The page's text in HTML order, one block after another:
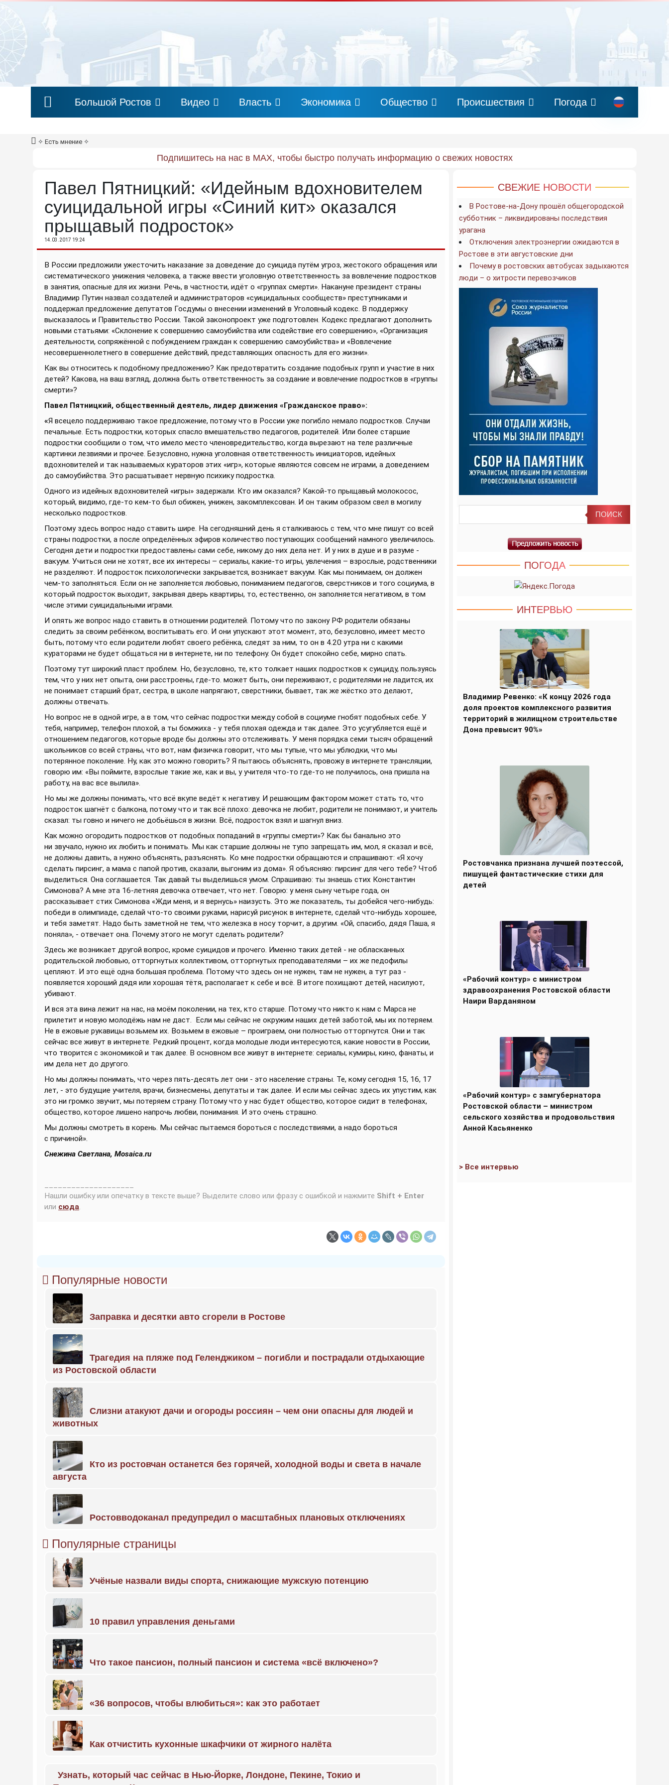
Большой Ростов Видео Власть Экономика Общество Происшествия Погода
✧ Есть мнение ✧
Подпишитесь на нас в MAX, чтобы быстро получать информацию о свежих новостях
Павел Пятницкий: «Идейным вдохновителем
суицидальной игры «Синий кит» оказался
прыщавый подросток»
14.03.2017 19:24
В России предложили ужесточить наказание за доведение до суицида путём угроз, жестокого обращения или
систематического унижения человека, а также ввести уголовную ответственность за вовлечение подростков
в занятия, опасные для их жизни. Речь, в частности, идёт о «группах смерти». Накануне президент страны
Владимир Путин назвал создателей и администраторов «суицидальных сообществ» преступниками и
поддержал предложение депутатов Госдумы о внесении изменений в Уголовный кодекс. В поддержку
высказалось и Правительство России. Такой законопроект уже подготовлен. Кодекс предлагают дополнить
новыми статьями: «Склонение к совершению самоубийства или содействие его совершению», «Организация
деятельности, сопряжённой с побуждением граждан к совершению самоубийства» и «Вовлечение
несовершеннолетнего в совершение действий, представляющих опасность для его жизни».
Как вы относитесь к подобному предложению? Как предотвратить создание подобных групп и участие в них
детей? Какова, на ваш взгляд, должна быть ответственность за создание и вовлечение подростков в «группы
смерти»?
Павел Пятницкий, общественный деятель, лидер движения «Гражданское право»:
«Я всецело поддерживаю такое предложение, потому что в России уже погибло немало подростков. Случаи
печальные. Есть подростки, которых спасло вмешательство педагогов, родителей. Или более старшие
подростки сообщили о том, что имело место членовредительство, когда вырезают на теле различные
картинки лезвиями и прочее. Безусловно, нужна уголовная ответственность инициаторов, идейных
вдохновителей и так называемых кураторов этих «игр», которые являются совсем не играми, а доведением
до самоубийства. Это расшатывает нервную психику подростка.
Одного из идейных вдохновителей «игры» задержали. Кто им оказался? Какой-то прыщавый молокосос,
который, видимо, где-то кем-то был обижен, унижен, закомплексован. И он таким образом свел в могилу
несколько подростков.
Поэтому здесь вопрос надо ставить шире. На сегодняшний день я сталкиваюсь с тем, что мне пишут со всей
страны подростки, а после определённых эфиров количество поступающих сообщений намного увеличилось.
Сегодня дети и подростки предоставлены сами себе, никому до них дела нет. И у них в душе и в разуме -
вакуум. Учиться они не хотят, все их интересы – сериалы, какие-то игры, увлечения – взрослые, родственники
не разделяют. И подросток психологически закрывается, возникает вакуум. Как мы понимаем, он должен
чем-то заполняться. Если он не заполняется любовью, пониманием педагогов, сверстников и того социума, в
который подросток выходит, закрывая дверь квартиры, то, естественно, он заполняется негативом, в том
числе этими суицидальными играми.
И опять же вопрос надо ставить в отношении родителей. Потому что по закону РФ родители обязаны
следить за своим ребёнком, воспитывать его. И они упускают этот момент, это, безусловно, имеет место
быть, потому что если родители любят своего ребёнка, следят за ним, то он в 4.20 утра ни с какими
кураторами не будет общаться ни в интернете, ни по телефону. Он будет спокойно себе, мирно спать.
Поэтому тут широкий пласт проблем. Но, безусловно, те, кто толкает наших подростков к суициду, пользуясь
тем, что у них нет опыта, они расстроены, где-то. может быть, они переживают, с родителями не ладится, их
не понимает старший брат, сестра, в школе напрягают, сверстники, бывает, так же жёстко это делают,
должны отвечать.
Но вопрос не в одной игре, а в том, что сейчас подростки между собой в социуме гнобят подобных себе. У
тебя, например, телефон плохой, а ты бомжиха - у тебя плохая одежда и так далее. Это усугубляется ещё и
отношением педагогов, которые вроде бы должны это отслеживать. У меня порядка семи тысяч обращений
школьников со всей страны, что вот, нам физичка говорит, что мы тупые, что мы ублюдки, что мы
потерянное поколение. Ну, как это можно говорить? Я пытаюсь объяснять, провожу в интернете трансляции,
говорю им: «Вы поймите, взрослые такие же, как и вы, у учителя что-то где-то не получилось, она пришла на
работу, на вас все вылила».
Но мы же должны понимать, что всё вкупе ведёт к негативу. И решающим фактором может стать то, что
подросток шагнёт с балкона, потому что и так всё плохо: девочка не любит, родители не понимают, и учитель
сказал: ты говно и ничего не добьёшься в жизни. Всё, подросток взял и шагнул вниз.
Как можно огородить подростков от подобных попаданий в «группы смерти»? Как бы банально это
ни звучало, нужно их любить и понимать. Мы как старшие должны не тупо запрещать им, мол, я сказал и всё,
не должны давить, а нужно объяснять, разъяснять. Ко мне подростки обращаются и спрашивают: «Я хочу
сделать пирсинг, а мама с папой против, сказали, выгоним из дома». Я объясняю: пирсинг для чего тебе? Чтоб
выделиться. Она соглашается. Так давай ты выделишься умом. Спрашиваю: ты знаешь стих Константин
Симонова? А мне эта 16-летняя девочка отвечает, что нет. Говорю: у меня сыну четыре года, он
рассказывает стих Симонова «Жди меня, и я вернусь» наизусть. Это же показатель, ты добейся чего-нибудь:
победи в олимпиаде, сделай что-то своими руками, нарисуй рисунок в интернете, сделай что-нибудь хорошее,
и тебя заметят. Надо быть заметной не тем, что железка в носу торчит, а другим. «Ой, спасибо, дядя Паша, я
поняла», - отвечает она. Почему этого не могут сделать родители?
Здесь же возникает другой вопрос, кроме суицидов и прочего. Именно таких детей - не обласканных
родительской любовью, отторгнутых коллективом, отторгнутых преподавателями – их же педофилы
цепляют. И это ещё одна большая проблема. Потому что здесь он не нужен, там не нужен, а тут раз -
появляется хороший дядя или хорошая тётя, располагает к себе и всё. В итоге похищают детей, насилуют,
убивают.
И вся эта вина лежит на нас, на моём поколении, на тех, кто старше. Потому что никто к нам с Марса не
прилетит и новую молодёжь нам не даст. Если мы сейчас не окружим наших детей заботой, мы их потеряем.
Не в ежовые рукавицы возьмем их. Возьмем в ежовые – проиграем, они полностью отторгнутся. Они и так
сейчас все живут в интернете. Редкий процент, когда молодые люди интересуются, какие новости в России,
что творится с экономикой и так далее. В основном все живут в интернете: сериалы, кумиры, кино, фанаты, и
им дела нет до другого.
Но мы должны понимать, что через пять-десять лет они - это население страны. Те, кому сегодня 15, 16, 17
лет, - это будущие учителя, врачи, бизнесмены, депутаты и так далее. И если мы сейчас здесь их упустим, как
это ни громко звучит, мы потеряем страну. Потому что у нас будет общество, которое сидит в телефонах,
общество, которое лишено напрочь любви, понимания. И это очень страшно.
Мы должны смотреть в корень. Мы сейчас пытаемся бороться с последствиями, а надо бороться
с причиной».
Снежина Светлана, Мosaica.ru
Нашли ошибку или опечатку в тексте выше? Выделите слово или фразу с ошибкой и нажмите Shift + Enter
или сюда.
Популярные новости
Заправка и десятки авто сгорели в Ростове
Трагедия на пляже под Геленджиком – погибли и пострадали отдыхающие
из Ростовской области
Слизни атакуют дачи и огороды россиян – чем они опасны для людей и
животных
Кто из ростовчан останется без горячей, холодной воды и света в начале
августа
Ростовводоканал предупредил о масштабных плановых отключениях
Популярные страницы
Учёные назвали виды спорта, снижающие мужскую потенцию
10 правил управления деньгами
Что такое пансион, полный пансион и система «всё включено»?
«36 вопросов, чтобы влюбиться»: как это работает
Как отчистить кухонные шкафчики от жирного налёта
Узнать, который час сейчас в Нью-Йорке, Лондоне, Пекине, Токио и
СВЕЖИЕ НОВОСТИ
В Ростове-на-Дону прошёл общегородской
субботник – ликвидированы последствия
урагана
Отключения электроэнергии ожидаются в
Ростове в эти августовские дни
Почему в ростовских автобусах задыхаются
люди – о хитрости перевозчиков
ПОГОДА
ИНТЕРВЬЮ
Владимир Ревенко: «К концу 2026 года
доля проектов комплексного развития
территорий в жилищном строительстве
Дона превысит 90%»
Ростовчанка признана лучшей поэтессой,
пишущей фантастические стихи для
детей
«Рабочий контур» с министром
здравоохранения Ростовской области
Наири Варданяном
«Рабочий контур» с замгубернатора
Ростовской области – министром
сельского хозяйства и продовольствия
Анной Касьяненко
> Все интервью